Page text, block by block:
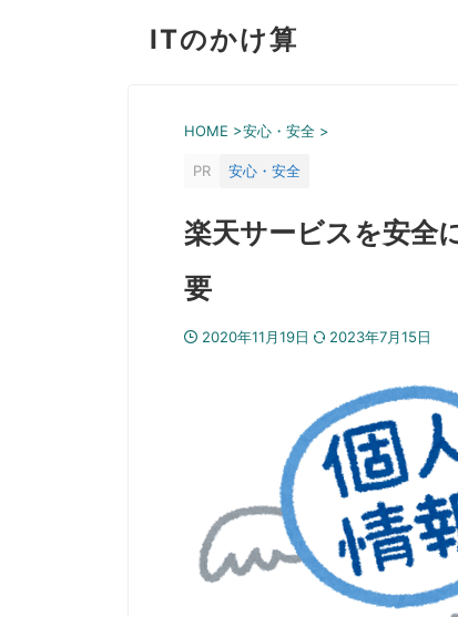
ITのかけ算
HOME >安心・安全 >
PR 安心・安全
楽天サービスを安全
要
2020年11月19日 2023年7月15日